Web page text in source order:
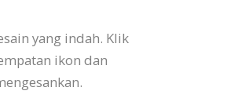
yang indah. Klik
ikon dan